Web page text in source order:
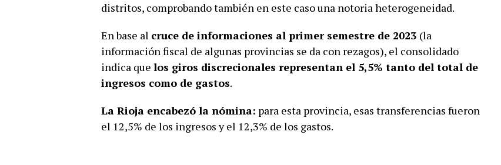
distritos, comprobando también en este caso una notoria heterogeneidad.
En base al cruce de informaciones al primer semestre de 2023 (la
información fiscal de algunas provincias se da con rezagos), el consolidado
indica que los giros discrecionales representan el 5,5% tanto del total de
ingresos como de gastos.
La Rioja encabezó la nómina: para esta provincia, esas transferencias fueron
el 12,5% de los ingresos y el 12,3% de los gastos.